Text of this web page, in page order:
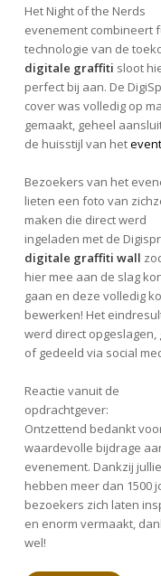
Het Night of the Nerds
evenement combineert
technologie van de
digitale graffiti sloot
perfect bij aan. De
cover was volledig op
gemaakt, geheel
de huisstijl van hetevent
Bezoekers van het
lieten een foto van
maken die direct werd
ingeladen met de
digitale graffiti wall
hier mee aan de slag
gaan en deze volledig
bewerken! Het
werd direct opgeslagen,
of gedeeld via social
Reactie vanuit de
opdrachtgever:
Ontzettend bedankt
waardevolle bijdrage
evenement. Dankzij jullie
hebben meer dan 1500
bezoekers zich laten
en enorm vermaakt,
wel!